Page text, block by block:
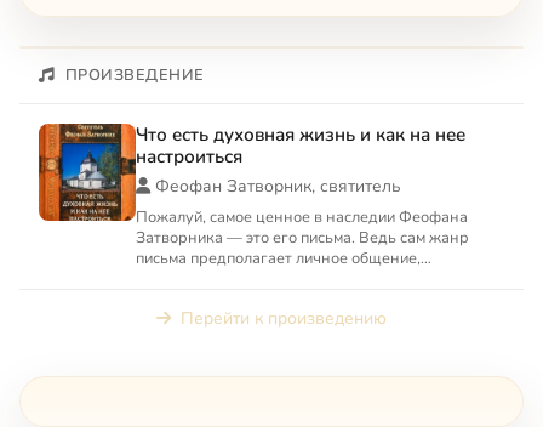
ПРОИЗВЕДЕНИЕ
Что есть духовная жизнь и как на нее
настроиться
Феофан Затворник, святитель
Пожалуй, самое ценное в наследии Феофана
Затворника — это его письма. Ведь сам жанр
письма предполагает личное общение,
Перейти к произведению